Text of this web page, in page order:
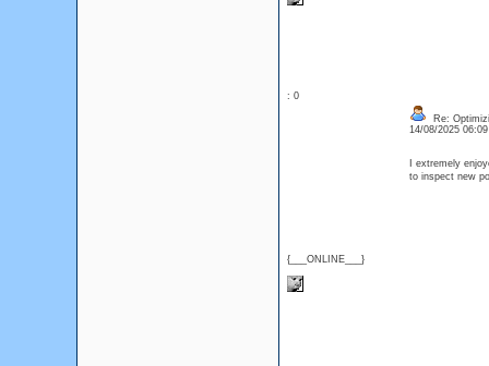
: 0
{___ONLINE___}
Re:
14/08/2025
I extremely
to inspect new